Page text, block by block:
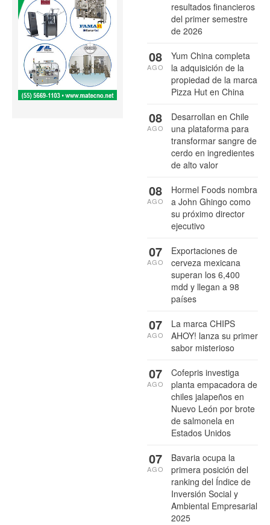
resultados financieros
del primer semestre
de 2026
Yum China completa
la adquisición de la
propiedad de la marca
Pizza Hut en China
08
AGO
Desarrollan en Chile
una plataforma para
transformar sangre de
cerdo en ingredientes
de alto valor
08
AGO
Hormel Foods nombra
a John Ghingo como
su próximo director
ejecutivo
08
AGO
Exportaciones de
cerveza mexicana
superan los 6,400
mdd y llegan a 98
países
07
AGO
La marca CHIPS
AHOY! lanza su primer
sabor misterioso
07
AGO
Cofepris investiga
planta empacadora de
chiles jalapeños en
Nuevo León por brote
de salmonela en
Estados Unidos
07
AGO
Bavaria ocupa la
primera posición del
ranking del Índice de
Inversión Social y
Ambiental Empresarial
2025
07
AGO